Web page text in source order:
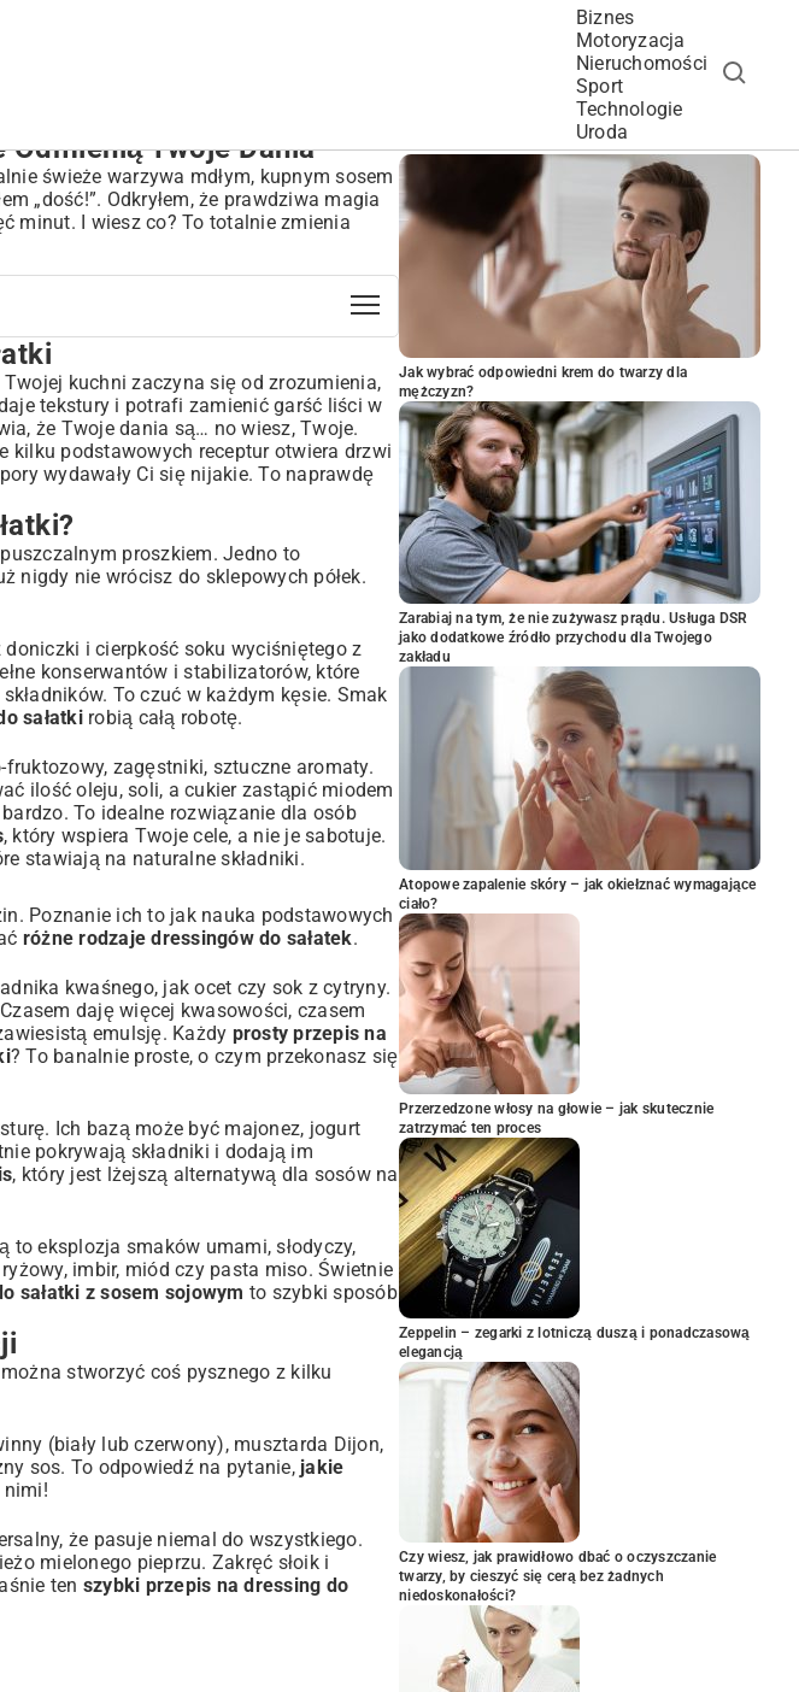
Biznes
Motoryzacja
Nieruchomości
Sport
Technologie
Uroda
Twoje Dania
świeże warzywa mdłym, kupnym sosem
„dość!”. Odkryłem, że prawdziwa magia
minut. I wiesz co? To totalnie zmienia
kuchni zaczyna się od zrozumienia,
tekstury i potrafi zamienić garść liści w
że Twoje dania są… no wiesz, Twoje.
kilku podstawowych receptur otwiera drzwi
wydawały Ci się nijakie. To naprawdę
proszkiem. Jedno to
nigdy nie wrócisz do sklepowych półek.
i cierpkość soku wyciśniętego z
konserwantów i stabilizatorów, które
To czuć w każdym kęsie. Smak
sałatkirobią całą robotę.
fruktozowy, zagęstniki, sztuczne aromaty.
ilość oleju, soli, a cukier zastąpić miodem
To idealne rozwiązanie dla osób
, który wspiera Twoje cele, a nie je sabotuje.
stawiają na naturalne składniki.
Poznanie ich to jak nauka podstawowych
różne rodzaje dressingów do sałatek.
kwaśnego, jak ocet czy sok z cytryny.
daję więcej kwasowości, czasem
emulsję. Każdy prosty przepis na
? To banalnie proste, o czym przekonasz się
Ich bazą może być majonez, jogurt
pokrywają składniki i dodają im
, który jest lżejszą alternatywą dla sosów na
eksplozja smaków umami, słodyczy,
imbir, miód czy pasta miso. Świetnie
sałatki z sosem sojowym to szybki sposób
stworzyć coś pysznego z kilku
(biały lub czerwony), musztarda Dijon,
sos. To odpowiedź na pytanie, jakie
nimi!
że pasuje niemal do wszystkiego.
mielonego pieprzu. Zakręć słoik i
ten szybki przepis na dressing do
POPULARNE ARTYKUŁY
Jak wybrać odpowiedni krem do twarzy dla
mężczyzn?
Zarabiaj na tym, że nie zużywasz prądu. Usługa DSR
jako dodatkowe źródło przychodu dla Twojego
zakładu
Atopowe zapalenie skóry – jak okiełznać wymagające
ciało?
Przerzedzone włosy na głowie – jak skutecznie
zatrzymać ten proces
Zeppelin – zegarki z lotniczą duszą i ponadczasową
elegancją
Czy wiesz, jak prawidłowo dbać o oczyszczanie
twarzy, by cieszyć się cerą bez żadnych
niedoskonałości?